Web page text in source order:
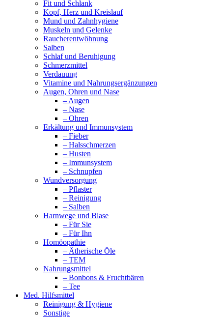
Fit und Schlank
Kopf, Herz und Kreislauf
Mund und Zahnhygiene
Muskeln und Gelenke
Raucherentwöhnung
Salben
Schlaf und Beruhigung
Schmerzmittel
Verdauung
Vitamine und Nahrungsergänzungen
Augen, Ohren und Nase
– Augen
– Nase
– Ohren
Erkältung und Immunsystem
– Fieber
– Halsschmerzen
– Husten
– Immunsystem
– Schnupfen
Wundversorgung
– Pflaster
– Reinigung
– Salben
Harnwege und Blase
– Für Sie
– Für Ihn
Homöopathie
– Ätherische Öle
– TEM
Nahrungsmittel
– Bonbons & Fruchtbären
– Tee
Med. Hilfsmittel
Reinigung & Hygiene
Sonstige